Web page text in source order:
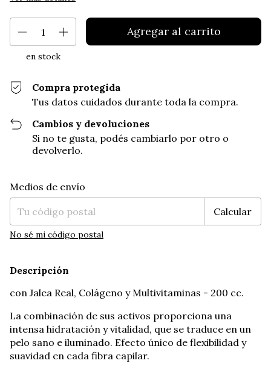
en stock
Compra protegida
Tus datos cuidados durante toda la compra.
Cambios y devoluciones
Si no te gusta, podés cambiarlo por otro o
devolverlo.
Entregas para el CP:
Medios de envío
Calcular
No sé mi código postal
Descripción
con Jalea Real, Colágeno y Multivitaminas - 200 cc.
La combinación de sus activos proporciona una
intensa hidratación y vitalidad, que se traduce en un
pelo sano e iluminado. Efecto único de flexibilidad y
suavidad en cada fibra capilar.